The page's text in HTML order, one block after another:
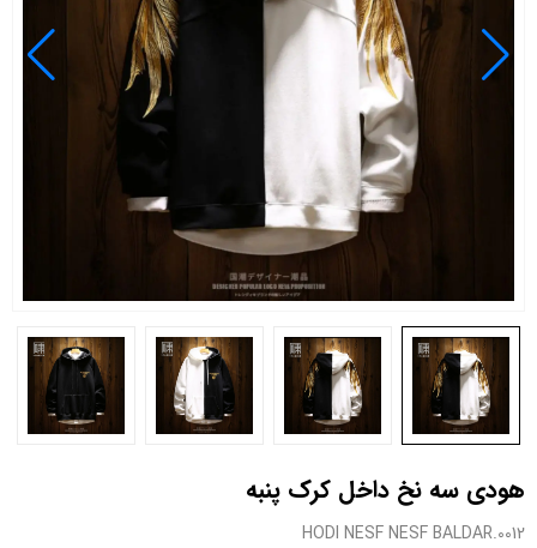
هودی سه نخ داخل کرک پنبه
0012.HODI NESF NESF BALDAR